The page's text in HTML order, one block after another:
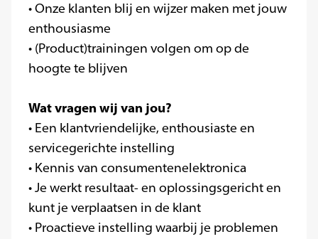
• Onze klanten blij en wijzer maken met jouw
enthousiasme
• (Product)trainingen volgen om op de
hoogte te blijven
Wat vragen wij van jou?
• Een klantvriendelijke, enthousiaste en
servicegerichte instelling
• Kennis van consumentenelektronica
• Je werkt resultaat- en oplossingsgericht en
kunt je verplaatsen in de klant
• Proactieve instelling waarbij je problemen